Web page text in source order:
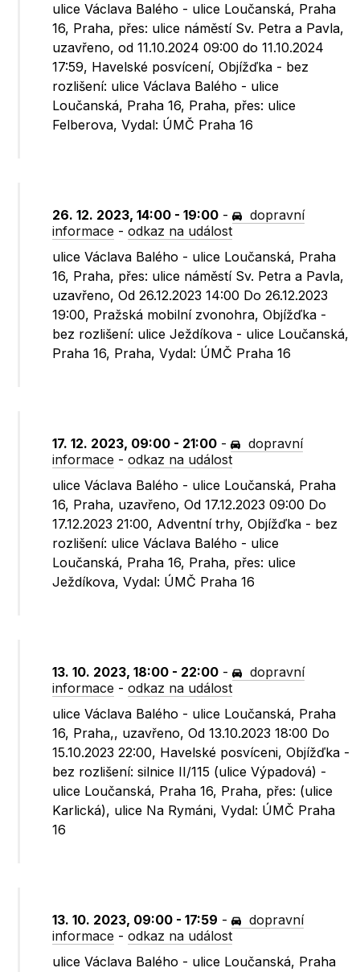
ulice Václava Balého - ulice Loučanská, Praha
16, Praha, přes: ulice náměstí Sv. Petra a Pavla,
uzavřeno, od 11.10.2024 09:00 do 11.10.2024
17:59, Havelské posvícení, Objížďka - bez
rozlišení: ulice Václava Balého - ulice
Loučanská, Praha 16, Praha, přes: ulice
Felberova, Vydal: ÚMČ Praha 16
26. 12. 2023, 14:00 - 19:00 -
dopravní
informace -odkaz na událost
ulice Václava Balého - ulice Loučanská, Praha
16, Praha, přes: ulice náměstí Sv. Petra a Pavla,
uzavřeno, Od 26.12.2023 14:00 Do 26.12.2023
19:00, Pražská mobilní zvonohra, Objížďka -
bez rozlišení: ulice Ježdíkova - ulice Loučanská,
Praha 16, Praha, Vydal: ÚMČ Praha 16
17. 12. 2023, 09:00 - 21:00 -
dopravní
informace -odkaz na událost
ulice Václava Balého - ulice Loučanská, Praha
16, Praha, uzavřeno, Od 17.12.2023 09:00 Do
17.12.2023 21:00, Adventní trhy, Objížďka - bez
rozlišení: ulice Václava Balého - ulice
Loučanská, Praha 16, Praha, přes: ulice
Ježdíkova, Vydal: ÚMČ Praha 16
13. 10. 2023, 18:00 - 22:00 -
dopravní
informace -odkaz na událost
ulice Václava Balého - ulice Loučanská, Praha
16, Praha,, uzavřeno, Od 13.10.2023 18:00 Do
15.10.2023 22:00, Havelské posvíceni, Objížďka -
bez rozlišení: silnice II/115 (ulice Výpadová) -
ulice Loučanská, Praha 16, Praha, přes: (ulice
Karlická), ulice Na Rymáni, Vydal: ÚMČ Praha
16
13. 10. 2023, 09:00 - 17:59 -
dopravní
informace -odkaz na událost
ulice Václava Balého - ulice Loučanská, Praha